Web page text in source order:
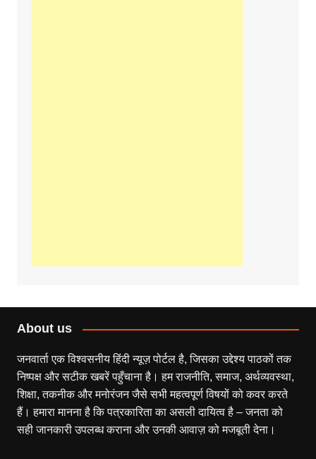
About us
जनवार्ता एक विश्वसनीय हिंदी न्यूज़ पोर्टल है, जिसका उद्देश्य पाठकों तक
निष्पक्ष और सटीक खबरें पहुँचाना है। हम राजनीति, समाज, अर्थव्यवस्था,
शिक्षा, तकनीक और मनोरंजन जैसे सभी महत्वपूर्ण विषयों को कवर करते
हैं। हमारा मानना है कि पत्रकारिता का असली दायित्व है – जनता को
सही जानकारी उपलब्ध कराना और उनकी आवाज़ को मजबूती देना।